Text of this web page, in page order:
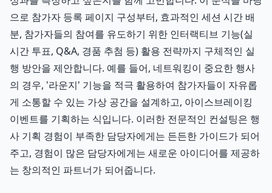
으로 참가자 등록 페이지 구성부터, 효과적인 세션 시간 배
분, 참가자들의 참여를 유도하기 위한 인터랙티브 기능(실
시간 투표, Q&A, 경품 추첨 등) 활용 전략까지 구체적인 실
행 방안을 제안합니다. 예를 들어, 네트워킹이 중요한 행사
의 경우, '라운지' 기능을 적극 활용하여 참가자들이 자유롭
게 소통할 수 있는 가상 공간을 설계하고, 아이스브레이킹
이벤트를 기획하는 식입니다. 이러한 전문적인 컨설팅은 행
사 기획 경험이 부족한 담당자에게는 든든한 가이드가 되어
주고, 경험이 많은 담당자에게는 새로운 아이디어를 제공하
는 창의적인 파트너가 되어줍니다.